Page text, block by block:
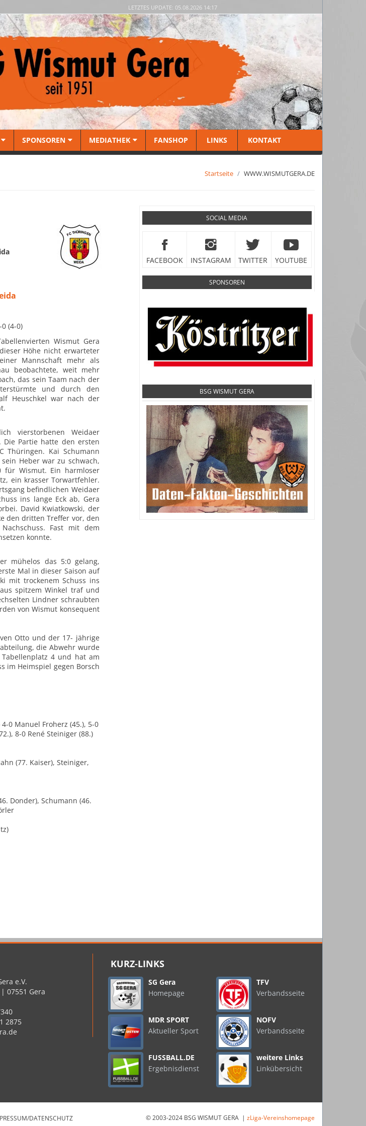
LETZTES UPDATE: 05.08.2026 14:17
SPONSOREN MEDIATHEK FANSHOP LINKS KONTAKT
Startseite WWW.WISMUTGERA.DE
(4-0)
Wismut Gera
Höhe nicht erwarteter
Mannschaft mehr als
beobachtete, weit mehr
das sein Taam nach der
und durch den
Heuschkel war nach der
vierstorbenen Weidaer
Die Partie hatte den ersten
Thüringen. Kai Schumann
Heber war zu schwach,
Wismut. Ein harmloser
ein krasser Torwartfehler.
befindlichen Weidaer
ins lange Eck ab, Gera
David Kwiatkowski, der
den dritten Treffer vor, den
Fast mit dem
konnte.
mühelos das 5:0 gelang,
Mal in dieser Saison auf
mit trockenem Schuss ins
spitzem Winkel traf und
Lindner schraubten
von Wismut konsequent
Otto und der 17- jährige
die Abwehr wurde
4 und hat am
im Heimspiel gegen Borsch
0 Manuel Froherz (45.), 5-0
8-0 René Steiniger (88.)
(77. Kaiser), Steiniger,
Donder), Schumann (46.
SOCIAL MEDIA
FACEBOOK INSTAGRAM TWITTER YOUTUBE
SPONSOREN
BSG WISMUT GERA
e.V.
07551 Gera
2875
KURZ-LINKS
SG Gera
Homepage
MDR SPORT
Aktueller Sport
FUSSBALL.DE
Ergebnisdienst
TFV
Verbandsseite
NOFV
Verbandsseite
weitere Links
Linkübersicht
DATENSCHUTZ © 2003-2024 BSG WISMUT GERA | zLiga-Vereinshomepage